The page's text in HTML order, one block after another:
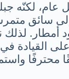
عام، لكنّه
إلى سائق
أمطار. لذلك
على القيادة
محترفًا